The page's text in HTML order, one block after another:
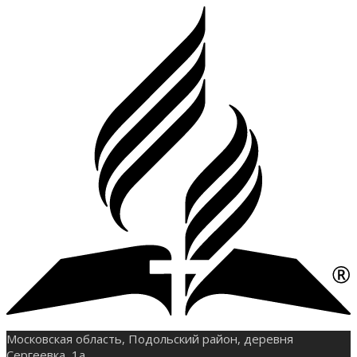
Московская область, Подольский район, деревня